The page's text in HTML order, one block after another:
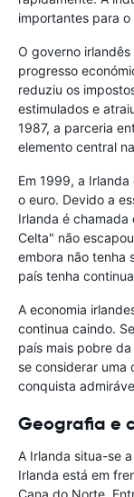
importantes para o
O governo
progresso
reduziu os
estimulados e
1987, a parceria
elemento central
Em 1999, a
o euro. Devido a
Irlanda é chamada
Celta" não
embora não tenha
país tenha
A economia
continua caindo.
país mais pobre
se considerar uma
conquista
Geografia e
A Irlanda situa-se
Irlanda está em